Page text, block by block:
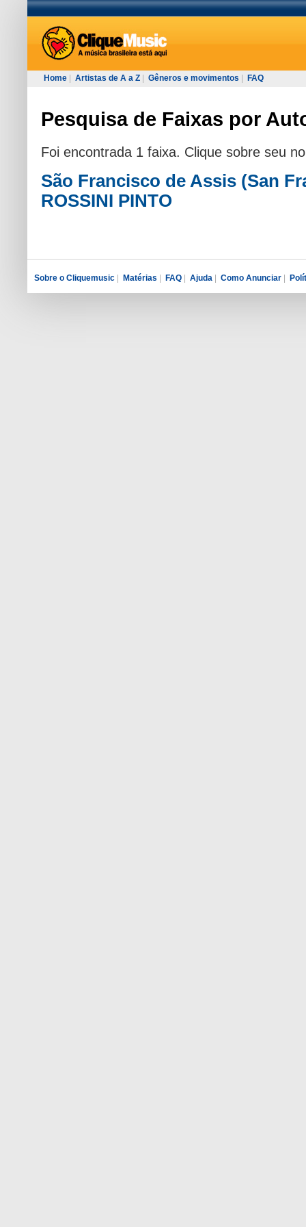
Home Artistas de A a Z Gêneros e movimentos FAQ
Pesquisa de Faixas por
Foi encontrada 1 faixa. Clique sobre seu
São Francisco de Assis (San
ROSSINI PINTO
Sobre o Cliquemusic | Matérias | FAQ | Ajuda | Como Anunciar |